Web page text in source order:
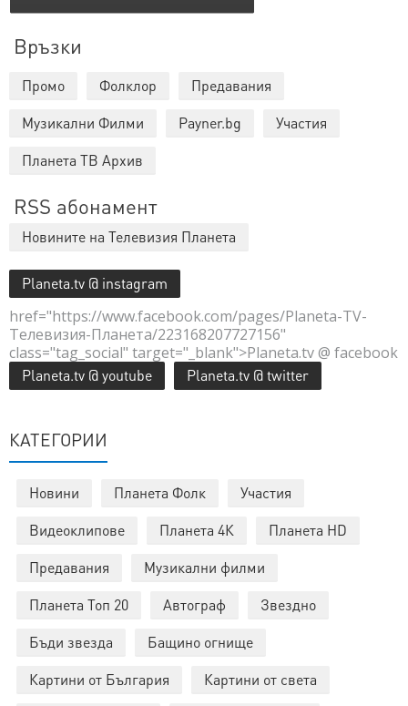
Връзки
Промо Фолклор
Предавания
Музикални Филми
Payner.bg
Участия
Планета ТВ Архив
RSS абонамент
Новините на Телевизия Планета
Planeta.tv @ instagram
href="https://www.facebook.com/pages/Planeta-TV-
Телевизия-Планета/223168207727156"
class="tag_social" target="_blank">Planeta.tv @ facebook
Planeta.tv @ youtube Planeta.tv @ twitter
КАТЕГОРИИ
Новини Планета Фолк
Участия
Видеоклипове
Планета 4К
Планета HD
Предавания
Музикални филми
Планета Топ 20
Автограф
Звездно
Бъди звезда
Бащино огнище
Картини от България
Картини от света